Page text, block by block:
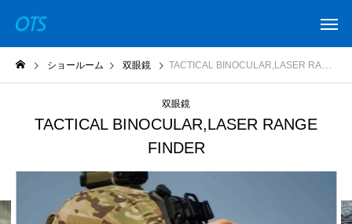
ショールーム 双眼鏡 TACTICAL BINOCULAR,LASER RANGE FINDER
双眼鏡
TACTICAL BINOCULAR,LASER RANGE
FINDER